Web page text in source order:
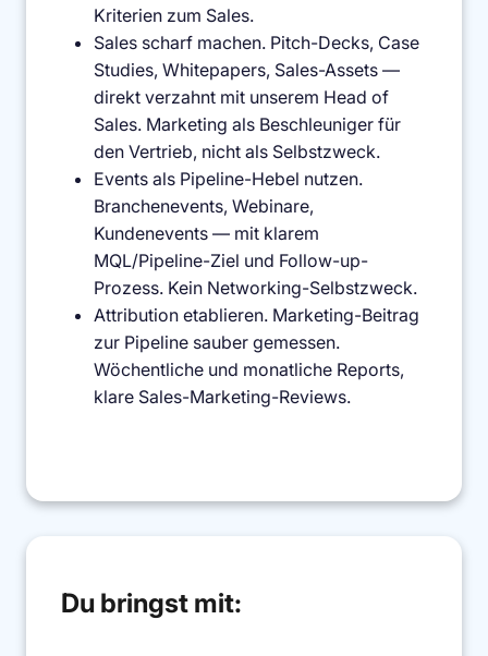
Kriterien zum Sales.
Sales scharf machen. Pitch-Decks, Case
Studies, Whitepapers, Sales-Assets —
direkt verzahnt mit unserem Head of
Sales. Marketing als Beschleuniger für
den Vertrieb, nicht als Selbstzweck.
Events als Pipeline-Hebel nutzen.
Branchenevents, Webinare,
Kundenevents — mit klarem
MQL/Pipeline-Ziel und Follow-up-
Prozess. Kein Networking-Selbstzweck.
Attribution etablieren. Marketing-Beitrag
zur Pipeline sauber gemessen.
Wöchentliche und monatliche Reports,
klare Sales-Marketing-Reviews.
Du bringst mit: